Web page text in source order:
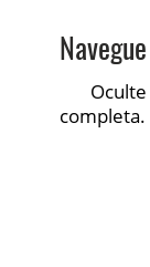
completa.